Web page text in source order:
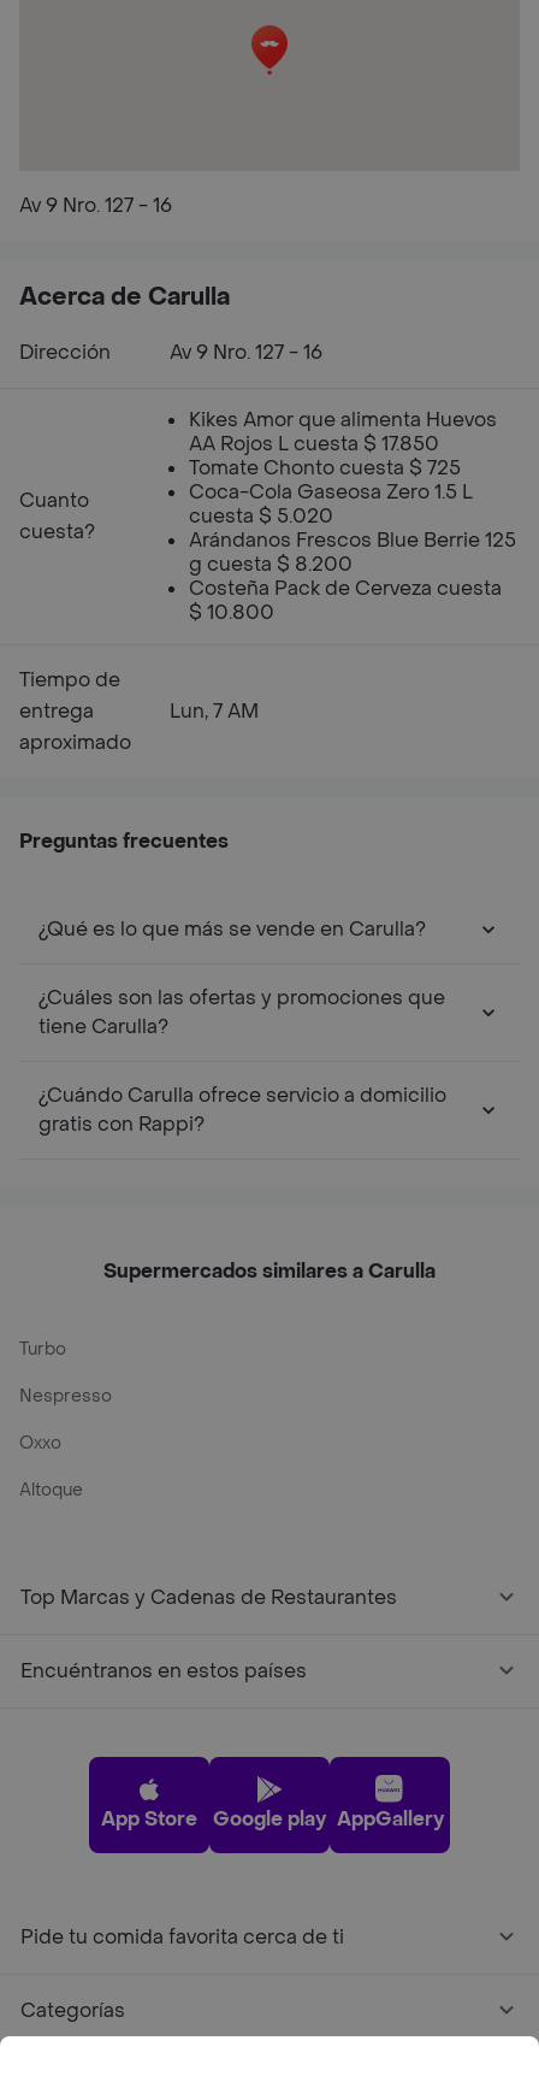
Av 9 Nro. 127 - 16
Acerca de Carulla
Dirección Av 9 Nro. 127 - 16
Cuanto
cuesta?
Kikes Amor que alimenta Huevos
AA Rojos L cuesta $ 17.850
Tomate Chonto cuesta $ 725
Coca-Cola Gaseosa Zero 1.5 L
cuesta $ 5.020
Arándanos Frescos Blue Berrie 125
g cuesta $ 8.200
Costeña Pack de Cerveza cuesta
$ 10.800
Tiempo de
entrega
aproximado
Lun, 7 AM
Preguntas frecuentes
¿Qué es lo que más se vende en Carulla?
¿Cuáles son las ofertas y promociones que
tiene Carulla?
¿Cuándo Carulla ofrece servicio a domicilio
gratis con Rappi?
Supermercados similares a Carulla
Turbo
Nespresso
Oxxo
Altoque
Top Marcas y Cadenas de Restaurantes
Encuéntranos en estos países
App Store Google play AppGallery
Pide tu comida favorita cerca de ti
Categorías